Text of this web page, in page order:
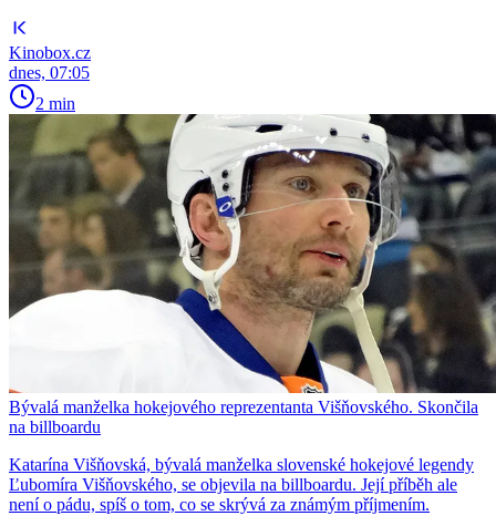
Kinobox.cz
dnes, 07:05
2 min
Bývalá manželka hokejového reprezentanta Višňovského. Skončila
na billboardu
Katarína Višňovská, bývalá manželka slovenské hokejové legendy
Ľubomíra Višňovského, se objevila na billboardu. Její příběh ale
není o pádu, spíš o tom, co se skrývá za známým příjmením.